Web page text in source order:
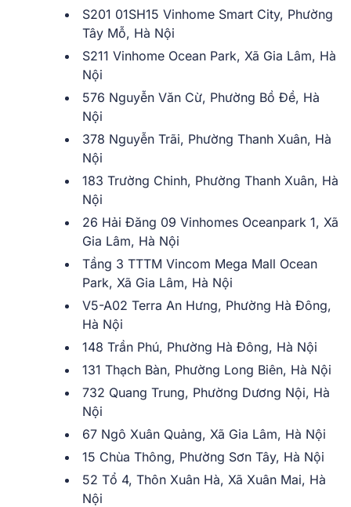
S201 01SH15 Vinhome Smart City, Phường
Tây Mỗ, Hà Nội
S211 Vinhome Ocean Park, Xã Gia Lâm, Hà
Nội
576 Nguyễn Văn Cừ, Phường Bồ Đề, Hà
Nội
378 Nguyễn Trãi, Phường Thanh Xuân, Hà
Nội
183 Trường Chinh, Phường Thanh Xuân, Hà
Nội
26 Hải Đăng 09 Vinhomes Oceanpark 1, Xã
Gia Lâm, Hà Nội
Tầng 3 TTTM Vincom Mega Mall Ocean
Park, Xã Gia Lâm, Hà Nội
V5-A02 Terra An Hưng, Phường Hà Đông,
Hà Nội
148 Trần Phú, Phường Hà Đông, Hà Nội
131 Thạch Bàn, Phường Long Biên, Hà Nội
732 Quang Trung, Phường Dương Nội, Hà
Nội
67 Ngô Xuân Quảng, Xã Gia Lâm, Hà Nội
15 Chùa Thông, Phường Sơn Tây, Hà Nội
52 Tổ 4, Thôn Xuân Hà, Xã Xuân Mai, Hà
Nội